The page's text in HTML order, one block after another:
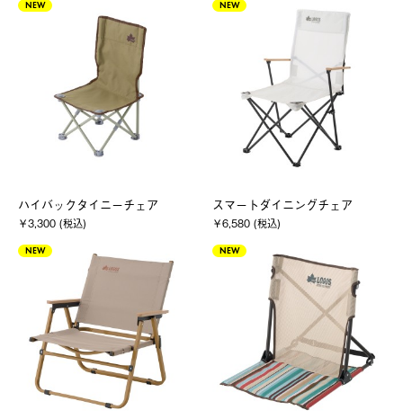
NEW
ハイバックタイニーチェア
￥3,300 (税込)
NEW
スマートダイニングチェア
￥6,580 (税込)
NEW NEW